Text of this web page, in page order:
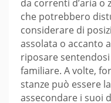
da correnti d’aria o
che potrebbero
considerare di
assolata o accanto
riposare
familiare. A volte,
stanze può essere
assecondare i suoi